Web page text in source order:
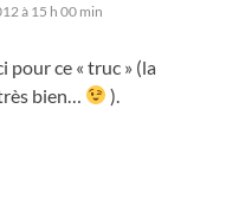
à 15 h 00 min
pour ce « truc » (la
bien…
).